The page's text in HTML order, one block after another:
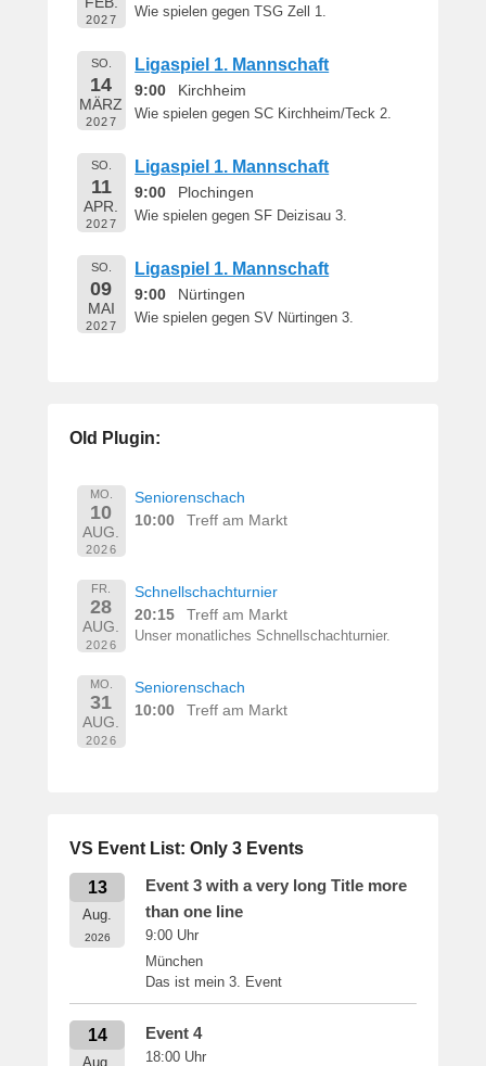
2027
Wie spielen gegen TSG Zell 1.
SO.
14
MÄRZ
2027
Ligaspiel 1. Mannschaft
9:00 Kirchheim
Wie spielen gegen SC Kirchheim/Teck 2.
SO.
11
APR.
2027
Ligaspiel 1. Mannschaft
9:00 Plochingen
Wie spielen gegen SF Deizisau 3.
SO.
09
MAI
2027
Ligaspiel 1. Mannschaft
9:00 Nürtingen
Wie spielen gegen SV Nürtingen 3.
Old Plugin:
MO.
10
AUG.
2026
Seniorenschach
10:00
Treff am Markt
FR.
28
AUG.
2026
Schnellschachturnier
20:15
Treff am Markt
Unser monatliches Schnellschachturnier.
MO.
31
AUG.
2026
Seniorenschach
10:00
Treff am Markt
VS Event List: Only 3 Events
13
Aug.
2026
Event 3 with a very long Title more
than one line
9:00 Uhr
München
Das ist mein 3. Event
14
Aug.
Event 4
18:00 Uhr